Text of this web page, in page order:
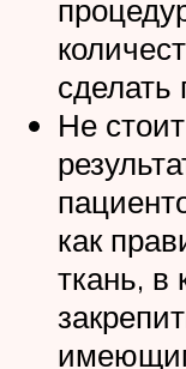
сделать
Не
как
ткань, в